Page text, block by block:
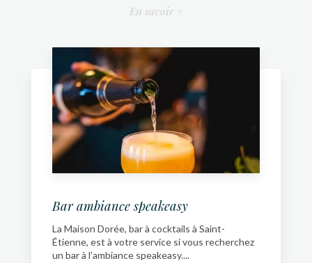
En savoir +
Bar ambiance speakeasy
La Maison Dorée, bar à cocktails à Saint-
Étienne, est à votre service si vous recherchez
un bar à l’ambiance speakeasy....